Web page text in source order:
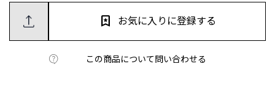
この商品について問い合わせる
お気に入りに登録する